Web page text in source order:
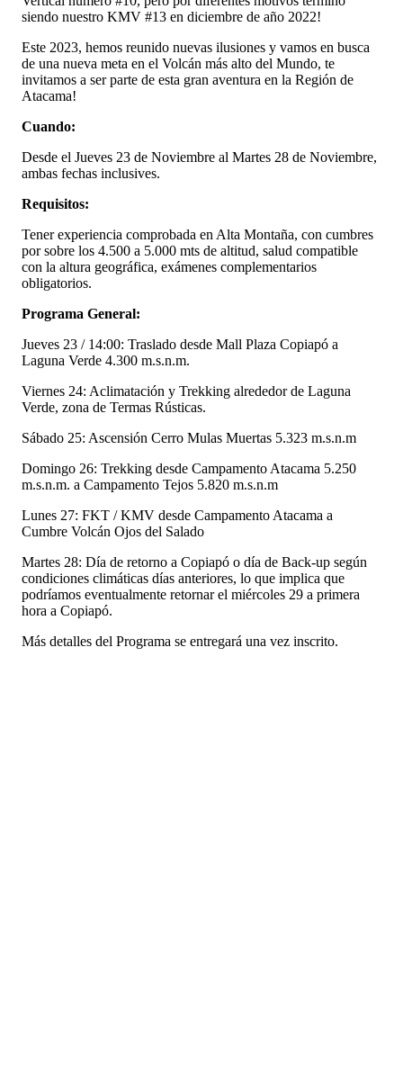
siendo nuestro KMV #13 en diciembre de año 2022!
Este 2023, hemos reunido nuevas ilusiones y vamos en busca
de una nueva meta en el Volcán más alto del Mundo, te
invitamos a ser parte de esta gran aventura en la Región de
Atacama!
Cuando:
Desde el Jueves 23 de Noviembre al Martes 28 de Noviembre,
ambas fechas inclusives.
Requisitos:
Tener experiencia comprobada en Alta Montaña, con cumbres
por sobre los 4.500 a 5.000 mts de altitud, salud compatible
con la altura geográfica, exámenes complementarios
obligatorios.
Programa General:
Jueves 23 / 14:00: Traslado desde Mall Plaza Copiapó a
Laguna Verde 4.300 m.s.n.m.
Viernes 24: Aclimatación y Trekking alrededor de Laguna
Verde, zona de Termas Rústicas.
Sábado 25: Ascensión Cerro Mulas Muertas 5.323 m.s.n.m
Domingo 26: Trekking desde Campamento Atacama 5.250
m.s.n.m. a Campamento Tejos 5.820 m.s.n.m
Lunes 27: FKT / KMV desde Campamento Atacama a
Cumbre Volcán Ojos del Salado
Martes 28: Día de retorno a Copiapó o día de Back-up según
condiciones climáticas días anteriores, lo que implica que
podríamos eventualmente retornar el miércoles 29 a primera
hora a Copiapó.
Más detalles del Programa se entregará una vez inscrito.